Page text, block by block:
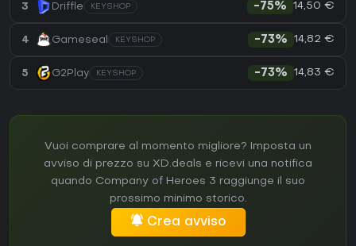
3 Driffle KEYSHOP -75% 14,50 €
4 Gameseal KEYSHOP -73% 14,82 €
5 G2Play KEYSHOP -73% 14,83 €
Vuoi comprare al momento migliore? Imposta un
avviso di prezzo su XD.deals e ricevi una notifica
quando Company of Heroes 3 raggiunge il suo
prossimo minimo storico.
Crea avviso